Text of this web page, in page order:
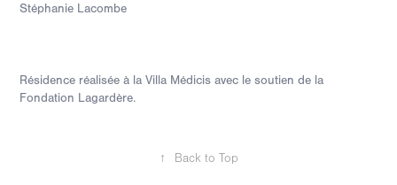
Stéphanie Lacombe
Résidence réalisée à la Villa Médicis avec le soutien de la
Fondation Lagardère.
↑ Back to Top